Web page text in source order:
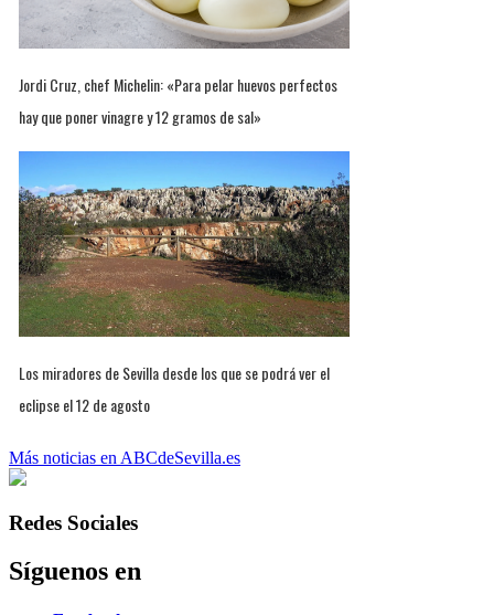
Jordi Cruz, chef Michelin: «Para pelar huevos perfectos
hay que poner vinagre y 12 gramos de sal»
Los miradores de Sevilla desde los que se podrá ver el
eclipse el 12 de agosto
Más noticias en ABCdeSevilla.es
Redes Sociales
Síguenos en